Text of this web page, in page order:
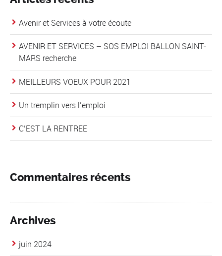
Avenir et Services à votre écoute
AVENIR ET SERVICES – SOS EMPLOI BALLON SAINT-
MARS recherche
MEILLEURS VOEUX POUR 2021
Un tremplin vers l’emploi
C’EST LA RENTREE
Commentaires récents
Archives
juin 2024